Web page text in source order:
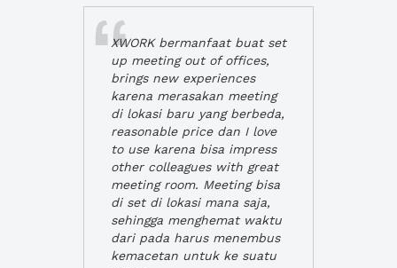
XWORK bermanfaat buat set
up meeting out of offices,
brings new experiences
karena merasakan meeting
di lokasi baru yang berbeda,
reasonable price dan I love
to use karena bisa impress
other colleagues with great
meeting room. Meeting bisa
di set di lokasi mana saja,
sehingga menghemat waktu
dari pada harus menembus
kemacetan untuk ke suatu